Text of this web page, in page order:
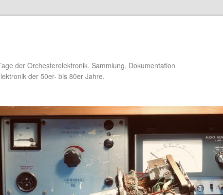
der Orchesterelektronik. Sammlung, Dokumentation
der 50er- bis 80er Jahre.